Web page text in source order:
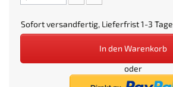
Sofort versandfertig, Lieferfrist 1-3 Tage
In den Warenkorb
oder